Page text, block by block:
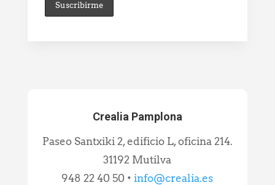
Crealia Pamplona
Paseo Santxiki 2, edificio L, oficina 214.
31192 Mutilva
948 22 40 50 •info@crealia.es